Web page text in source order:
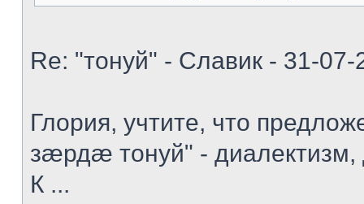
Re: "тонуй" - Славик - 31-07-
Глория, учтите, что
зæрдæ тонуй" - диалектизм,
К ...